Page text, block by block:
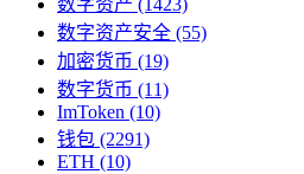
数字资产 (1423)
数字资产安全 (55)
加密货币 (19)
数字货币 (11)
ImToken (10)
钱包 (2291)
ETH (10)